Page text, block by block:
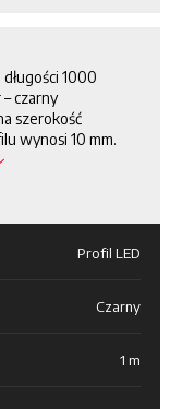
1000
czarny
szerokość
wynosi 10 mm.
Profil LED
Czarny
1 m